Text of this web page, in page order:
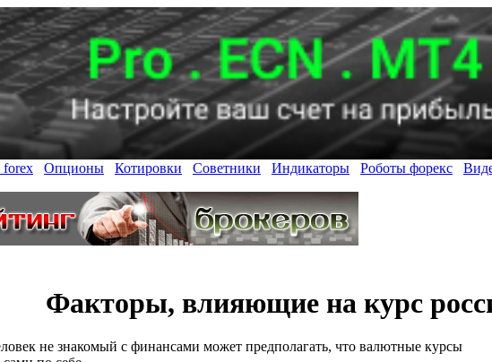
forex Опционы Котировки Советники Индикаторы Роботы форекс
Факторы, влияющие на курс
не знакомый с финансами может предполагать, что валютные курсы